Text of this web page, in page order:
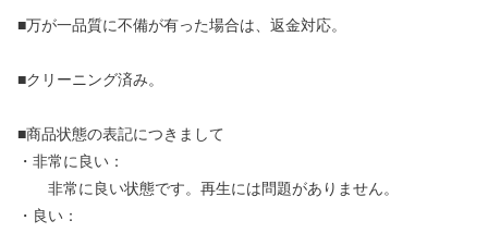
■万が一品質に不備が有った場合は、返金対応。
■クリーニング済み。
■商品状態の表記につきまして
・非常に良い：
非常に良い状態です。再生には問題がありません。
・良い：